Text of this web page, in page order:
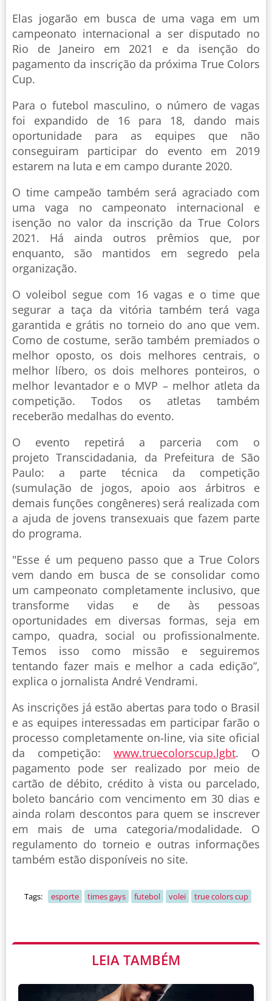
Elas jogarão em busca de uma vaga em um
campeonato internacional a ser disputado no
Rio de Janeiro em 2021 e da isenção do
pagamento da inscrição da próxima True Colors
Cup.
Para o futebol masculino, o número de vagas
foi expandido de 16 para 18, dando mais
oportunidade para as equipes que não
conseguiram participar do evento em 2019
estarem na luta e em campo durante 2020.
O time campeão também será agraciado com
uma vaga no campeonato internacional e
isenção no valor da inscrição da True Colors
2021. Há ainda outros prêmios que, por
enquanto, são mantidos em segredo pela
organização.
O voleibol segue com 16 vagas e o time que
segurar a taça da vitória também terá vaga
garantida e grátis no torneio do ano que vem.
Como de costume, serão também premiados o
melhor oposto, os dois melhores centrais, o
melhor líbero, os dois melhores ponteiros, o
melhor levantador e o MVP – melhor atleta da
competição. Todos os atletas também
receberão medalhas do evento.
O evento repetirá a parceria com o
projeto Transcidadania, da Prefeitura de São
Paulo: a parte técnica da competição
(sumulação de jogos, apoio aos árbitros e
demais funções congêneres) será realizada com
a ajuda de jovens transexuais que fazem parte
do programa.
"Esse é um pequeno passo que a True Colors
vem dando em busca de se consolidar como
um campeonato completamente inclusivo, que
transforme vidas e de às pessoas
oportunidades em diversas formas, seja em
campo, quadra, social ou profissionalmente.
Temos isso como missão e seguiremos
tentando fazer mais e melhor a cada edição”,
explica o jornalista André Vendrami.
As inscrições já estão abertas para todo o Brasil
e as equipes interessadas em participar farão o
processo completamente on-line, via site oficial
da competição: www.truecolorscup.lgbt. O
pagamento pode ser realizado por meio de
cartão de débito, crédito à vista ou parcelado,
boleto bancário com vencimento em 30 dias e
ainda rolam descontos para quem se inscrever
em mais de uma categoria/modalidade. O
regulamento do torneio e outras informações
também estão disponíveis no site.
Tags: esporte times gays futebol volei true colors cup
LEIA TAMBÉM